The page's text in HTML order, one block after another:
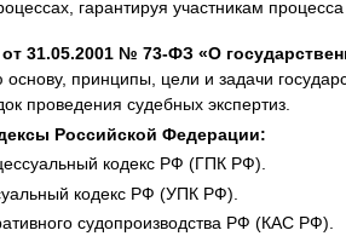
гарантируя участникам
31.05.2001 № 73-ФЗ «О
принципы, цели и задачи
проведения судебных экспертиз.
Российской Федерации:
кодекс РФ (ГПК РФ).
кодекс РФ (УПК РФ).
судопроизводства РФ (КАС РФ).